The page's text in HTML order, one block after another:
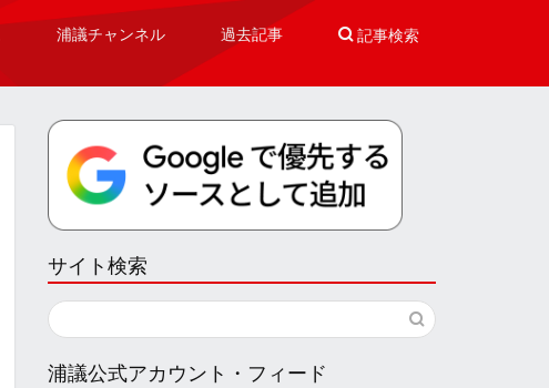
浦議チャンネル 過去記事  記事検索
サイト検索
浦議公式アカウント・フィード